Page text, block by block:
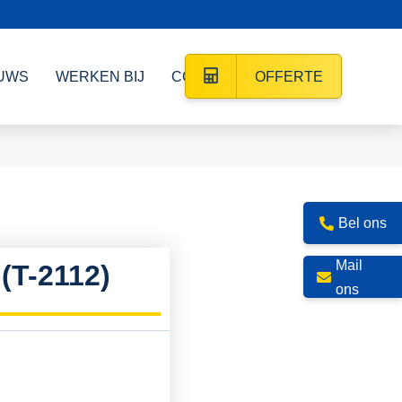
WERKEN BIJ CONTACT OFFERTE
2112)
Bel ons
Mail
ons